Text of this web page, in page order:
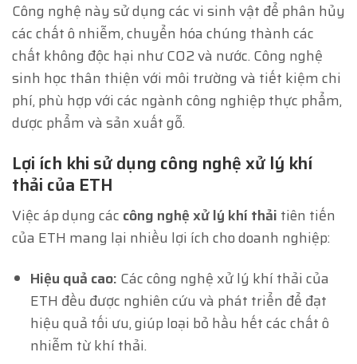
Công nghệ này sử dụng các vi sinh vật để phân hủy
các chất ô nhiễm, chuyển hóa chúng thành các
chất không độc hại như CO2 và nước. Công nghệ
sinh học thân thiện với môi trường và tiết kiệm chi
phí, phù hợp với các ngành công nghiệp thực phẩm,
dược phẩm và sản xuất gỗ.
Lợi ích khi sử dụng công nghệ xử lý khí
thải của ETH
Việc áp dụng các công nghệ xử lý khí thải tiên tiến
của ETH mang lại nhiều lợi ích cho doanh nghiệp:
Hiệu quả cao: Các công nghệ xử lý khí thải của
ETH đều được nghiên cứu và phát triển để đạt
hiệu quả tối ưu, giúp loại bỏ hầu hết các chất ô
nhiễm từ khí thải.